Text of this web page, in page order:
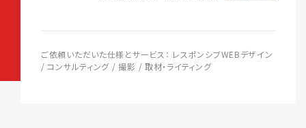
ご依頼いただいた仕様とサービス： レスポンシブWEBデザイン
/ コンサルティング / 撮影 / 取材・ライティング